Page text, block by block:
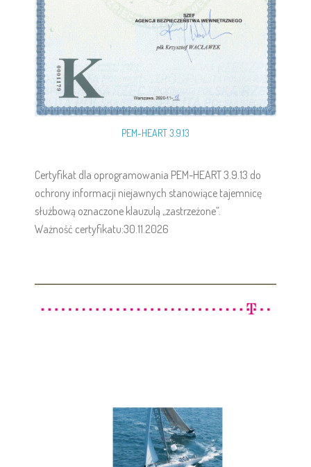
PEM-HEART 3.9.13
Certyfikat dla oprogramowania PEM-HEART 3.9.13 do
ochrony informacji niejawnych stanowiące tajemnicę
służbową oznaczone klauzulą „zastrzeżone”.
Ważność certyfikatu:30.11.2026